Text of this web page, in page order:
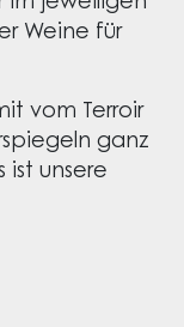
Weine für
vom Terroir
ganz
ist unsere